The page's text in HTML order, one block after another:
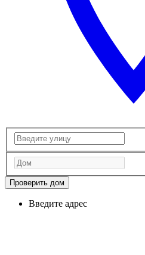
Проверить дом
Введите адрес